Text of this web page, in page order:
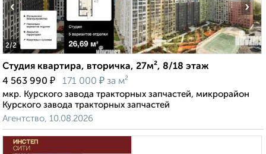
2/2
‹ ›
Студия квартира, вторичка, 27м², 8/18 этаж
4 563 990 ₽ 171 000 ₽ за м²
мкр. Курского завода тракторных запчастей, микрорайон
Курского завода тракторных запчастей
Агентство, 10.08.2026